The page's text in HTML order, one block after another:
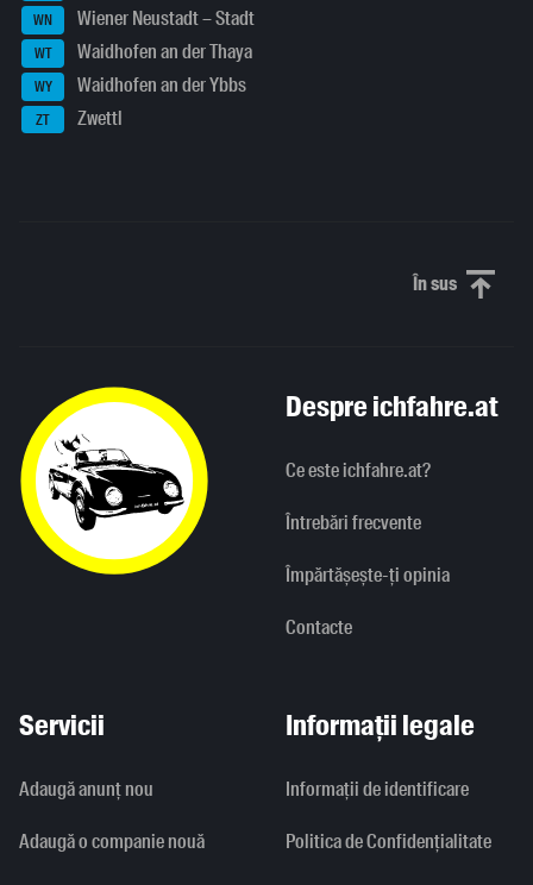
WN Wiener Neustadt – Stadt
WT Waidhofen an der Thaya
WY Waidhofen an der Ybbs
ZT Zwettl
În susDerulați
Despre ichfahre.at
Ce este ichfahre.at?
Întrebări frecvente
Împărtășește-ți opinia
Contacte
Servicii
Adaugă anunț nou
Adaugă o companie nouă
Informații legale
Informaţii de identificare
Politica de Confidențialitate